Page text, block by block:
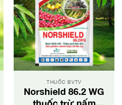
THUỐC BVTV
Norshield 86.2 WG